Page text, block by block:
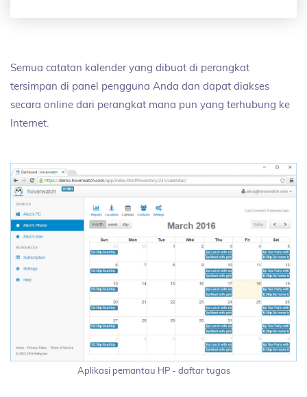
Semua catatan kalender yang dibuat di perangkat
tersimpan di panel pengguna Anda dan dapat diakses
secara online dari perangkat mana pun yang terhubung ke
Internet.
Aplikasi pemantau HP - daftar tugas